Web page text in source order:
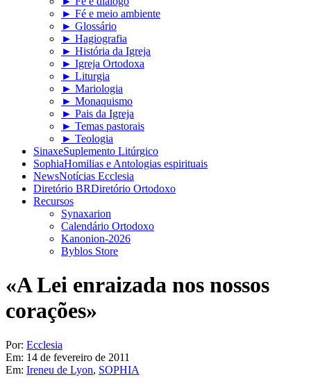
► Fé e meio ambiente
► Glossário
► Hagiografia
► História da Igreja
► Igreja Ortodoxa
► Liturgia
► Mariologia
► Monaquismo
► Pais da Igreja
► Temas pastorais
► Teologia
SinaxeSuplemento Litúrgico
SophiaHomilias e Antologias espirituais
NewsNotícias Ecclesia
Diretório BRDiretório Ortodoxo
Recursos
Synaxarion
Calendário Ortodoxo
Kanonion-2026
Byblos Store
«A Lei enraizada nos nossos
corações»
Por: Ecclesia
Em: 14 de fevereiro de 2011
Em: Ireneu de Lyon, SOPHIA